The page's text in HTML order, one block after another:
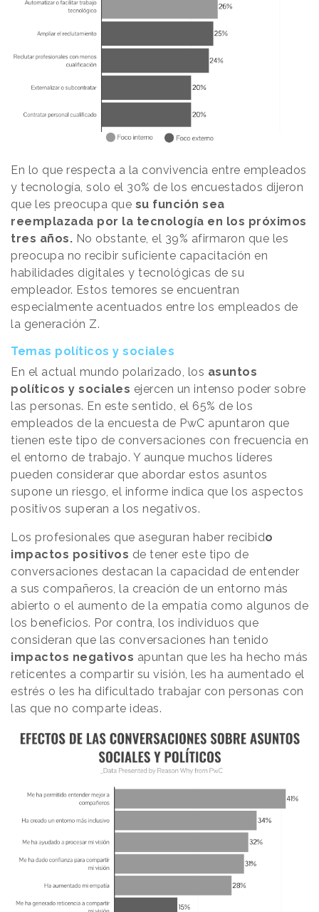
En lo que respecta a la convivencia entre empleados
y tecnología, solo el 30% de los encuestados dijeron
que les preocupa que su función sea
reemplazada por la tecnología en los próximos
tres años. No obstante, el 39% afirmaron que les
preocupa no recibir suficiente capacitación en
habilidades digitales y tecnológicas de su
empleador. Estos temores se encuentran
especialmente acentuados entre los empleados de
la generación Z.
Temas políticos y sociales
En el actual mundo polarizado, los asuntos
políticos y sociales ejercen un intenso poder sobre
las personas. En este sentido, el 65% de los
empleados de la encuesta de PwC apuntaron que
tienen este tipo de conversaciones con frecuencia en
el entorno de trabajo. Y aunque muchos líderes
pueden considerar que abordar estos asuntos
supone un riesgo, el informe indica que los aspectos
positivos superan a los negativos.
Los profesionales que aseguran haber recibido
impactos positivos de tener este tipo de
conversaciones destacan la capacidad de entender
a sus compañeros, la creación de un entorno más
abierto o el aumento de la empatía como algunos de
los beneficios. Por contra, los individuos que
consideran que las conversaciones han tenido
impactos negativos apuntan que les ha hecho más
reticentes a compartir su visión, les ha aumentado el
estrés o les ha dificultado trabajar con personas con
las que no comparte ideas.